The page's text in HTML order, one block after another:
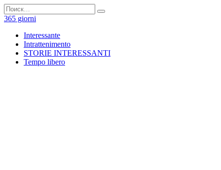
Перейти
к
содержанию
Search
for:
365 giorni
Interessante
Intrattenimento
STORIE INTERESSANTI
Tempo libero